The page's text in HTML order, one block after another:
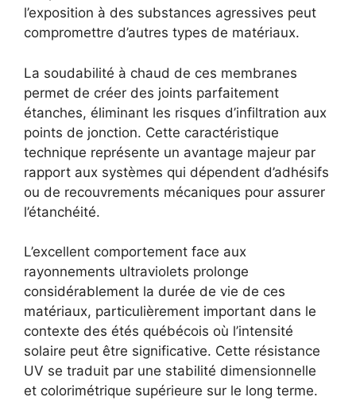
l’exposition à des substances agressives peut
compromettre d’autres types de matériaux.
La soudabilité à chaud de ces membranes
permet de créer des joints parfaitement
étanches, éliminant les risques d’infiltration aux
points de jonction. Cette caractéristique
technique représente un avantage majeur par
rapport aux systèmes qui dépendent d’adhésifs
ou de recouvrements mécaniques pour assurer
l’étanchéité.
L’excellent comportement face aux
rayonnements ultraviolets prolonge
considérablement la durée de vie de ces
matériaux, particulièrement important dans le
contexte des étés québécois où l’intensité
solaire peut être significative. Cette résistance
UV se traduit par une stabilité dimensionnelle
et colorimétrique supérieure sur le long terme.